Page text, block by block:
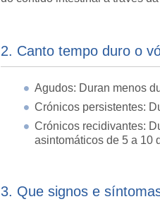
2. Canto tempo duro o
Agudos: Duran menos
Crónicos persistentes:
Crónicos recidivantes:
asintomáticos de 5 a 10
3. Que signos e